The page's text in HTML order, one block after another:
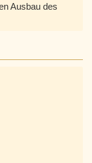
Ausbau des